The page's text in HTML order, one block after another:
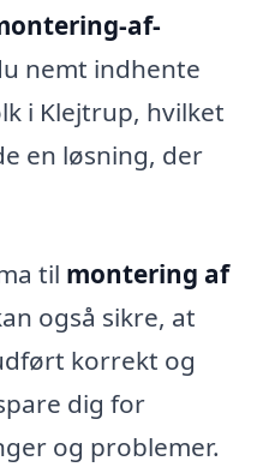
af-
nemt indhente
i Klejtrup, hvilket
en løsning, der
til montering af
også sikre, at
korrekt og
dig for
og problemer.